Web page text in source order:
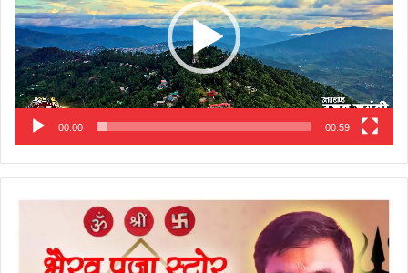
00:00 00:59